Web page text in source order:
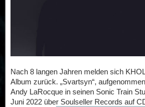
Nach 8 langen Jahren melden sich
Album zurück. „Svartsyn“,
Andy LaRocque in seinen Sonic Train
Juni 2022 über Soulseller Records auf